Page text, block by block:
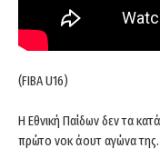
(FIBA U16)
Η Εθνική Παίδων δεν τα
πρώτο νοκ άουτ αγώνα της.